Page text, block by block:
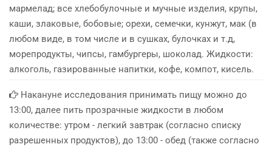
мармелад; все хлебобулочные и мучные изделия, крупы,
каши, злаковые, бобовые; орехи, семечки, кунжут, мак (в
любом виде, в том числе и в сушках, булочках и т.д,
морепродукты, чипсы, гамбургеры, шоколад. Жидкости:
алкоголь, газированные напитки, кофе, компот, кисель.
Накануне исследования принимать пищу можно до
13:00, далее пить прозрачные жидкости в любом
количестве: утром - легкий завтрак (согласно списку
разрешенных продуктов), до 13:00 - обед (также согласно